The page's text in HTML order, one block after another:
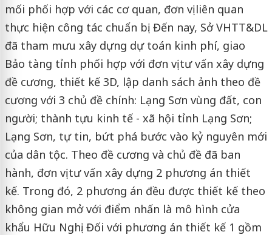
mối phối hợp với các cơ quan, đơn vị liên quan
thực hiện công tác chuẩn bị. Đến nay, Sở VHTT&DL
đã tham mưu xây dựng dự toán kinh phí, giao
Bảo tàng tỉnh phối hợp với đơn vị tư vấn xây dựng
đề cương, thiết kế 3D, lập danh sách ảnh theo đề
cương với 3 chủ đề chính: Lạng Sơn vùng đất, con
người; thành tựu kinh tế - xã hội tỉnh Lạng Sơn;
Lạng Sơn, tự tin, bứt phá bước vào kỷ nguyên mới
của dân tộc. Theo đề cương và chủ đề đã ban
hành, đơn vị tư vấn xây dựng 2 phương án thiết
kế. Trong đó, 2 phương án đều được thiết kế theo
không gian mở với điểm nhấn là mô hình cửa
khẩu Hữu Nghị. Đối với phương án thiết kế 1 gồm